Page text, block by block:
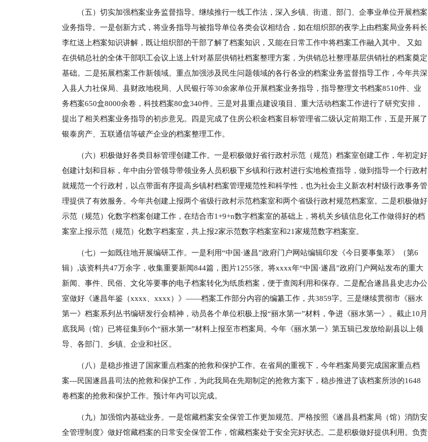
（五）切实加强档案业务监督指导。继续推行一线工作法，深入乡镇、街道、部门、企事业单位开展档案
业务指导。一是创新方式，将业务指导与被指导单位各类会议相结合，如在组织部的夜学上由档案局业务科长
李红送上档案知识讲解，既让组织部的干部了解了档案知识，又能在日常工作中将档案工作融入其中。 又如
在供销总社的全体干部职工会议上送上针对基层供销社档案整理方案，为供销总社整理基层供销社的档案奠定
基础。二是拓展档案工作新领域。重点加强涉及民生问题领域的各行各业的档案业务监督指导工作，今年共深
入县人力社保局、县财政地税局、人民银行等30余家单位开展档案业务指导，指导整理文书档案8510件、业
务档案650盒8000余卷，科技档案80盒340件。三是对县重点建设项目、重大活动档案工作进行了研究安排，
提出了相关档案业务指导的初步意见。四是完成了住房公积金档案目标管理省二级认定前期工作，五是开展了
银泰房产、五联通信等破产企业的档案整理工作。
（六）积极做好各类目标管理创建工作。一是积极做好省行政村示范（规范）档案室创建工作，年初定好
创建计划和目标，年中由分管领导带领业务人员积极下乡镇和行政村进行实地检查指导，做到指导一个行政村
就规范一个行政村，以点带面有序提高乡镇村档案管理规范性和科学性，也为社会主义新农村村级行政事务管
理提供了有效服务。今年共创建上报两个省级行政村示范档案室和两个省级行政村规范档案室。二是积极做好
示范（规范）化数字档案创建工作，在结合市1+9+n数字档案室的基础上，将机关乡镇信息化工作做得好的档
案室上报示范（规范）化数字档案室，共上报2家示范数字档案室和21家规范数字档案室。
（七）一如既往地开展编研工作。一是利用“中国·遂昌”政府门户网站编辑印发《今日要事集萃》（第6
辑）,该资料共47万余字，收集重要新闻844篇，图片1255张。将xxxx年“中国·遂昌”政府门户网站发布的重大
新闻、事件、民俗、文化等要事的电子档案转化为纸质档案，便于查阅利用和保存。二是配合遂昌县史志办公
室做好《遂昌年鉴（xxxx、xxxx）》——档案工作部分内容的编纂工作，共3859字。三是继续贯彻市《丽水
第一》档案系列丛书编研发行会精神，动员各个单位积极上报“丽水第一”材料，争进《丽水第一》。截止10月
底我局（馆）已将征集到6个“丽水第一”材料上报至市档案局。今年《丽水第一》第五辑已发放给副县以上领
导、各部门、乡镇、企业和社区。
（八）是稳步推进了国家重点档案的抢救和保护工作。在省局的重视下，今年档案局要完成国家重点档
案---民国遂昌县司法的抢救和保护工作，为此我局在先期制定的抢救方案下，稳步推进了该档案所涉的1648
卷档案的抢救和保护工作。预计年内可以完成。
（九）加强馆内基础业务。一是馆藏档案安全保管工作更加规范。严格按照《遂昌县档案局（馆）消防安
全管理制度》做好馆藏档案的日常安全保管工作，馆藏档案处于安全完好状态。二是积极做好提供利用。负责